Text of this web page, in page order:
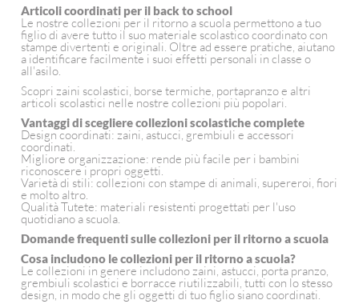
Articoli coordinati per il back to school
Le nostre collezioni per il ritorno a scuola permettono a tuo
figlio di avere tutto il suo materiale scolastico coordinato con
stampe divertenti e originali. Oltre ad essere pratiche, aiutano
a identificare facilmente i suoi effetti personali in classe o
all'asilo.
Scopri zaini scolastici, borse termiche, portapranzo e altri
articoli scolastici nelle nostre collezioni più popolari.
Vantaggi di scegliere collezioni scolastiche complete
Design coordinati: zaini, astucci, grembiuli e accessori
coordinati.
Migliore organizzazione: rende più facile per i bambini
riconoscere i propri oggetti.
Varietà di stili: collezioni con stampe di animali, supereroi, fiori
e molto altro.
Qualità Tutete: materiali resistenti progettati per l'uso
quotidiano a scuola.
Domande frequenti sulle collezioni per il ritorno a scuola
Cosa includono le collezioni per il ritorno a scuola?
Le collezioni in genere includono zaini, astucci, porta pranzo,
grembiuli scolastici e borracce riutilizzabili, tutti con lo stesso
design, in modo che gli oggetti di tuo figlio siano coordinati.